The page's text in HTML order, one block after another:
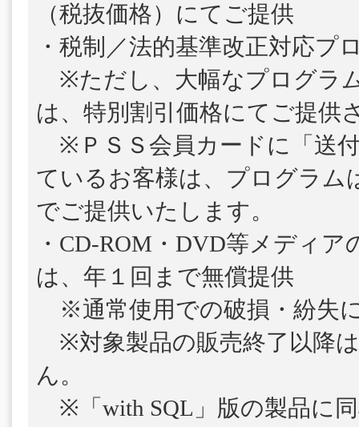
（税抜価格）にてご提供
・税制／法的基準改正対応プ
※ただし、大幅なプログラ
は、特別割引価格にてご提供
※ＰＳＳ会員カードに「送
ているお客様は、プログラム
でご提供いたします。
・CD-ROM・DVD等メディア
は、年１回まで無償提供
※通常使用での破損・紛失
※対象製品の販売終了以降
ん。
※「with SQL」版の製品に